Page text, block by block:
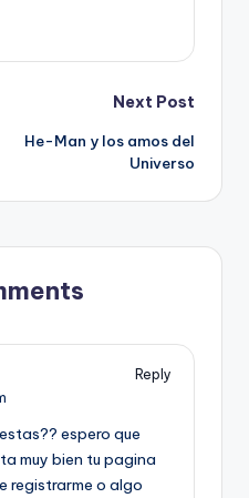
Next Post
He-Man y los amos del
Universo
Reply
espero que
muy bien tu pagina
registrarme o algo